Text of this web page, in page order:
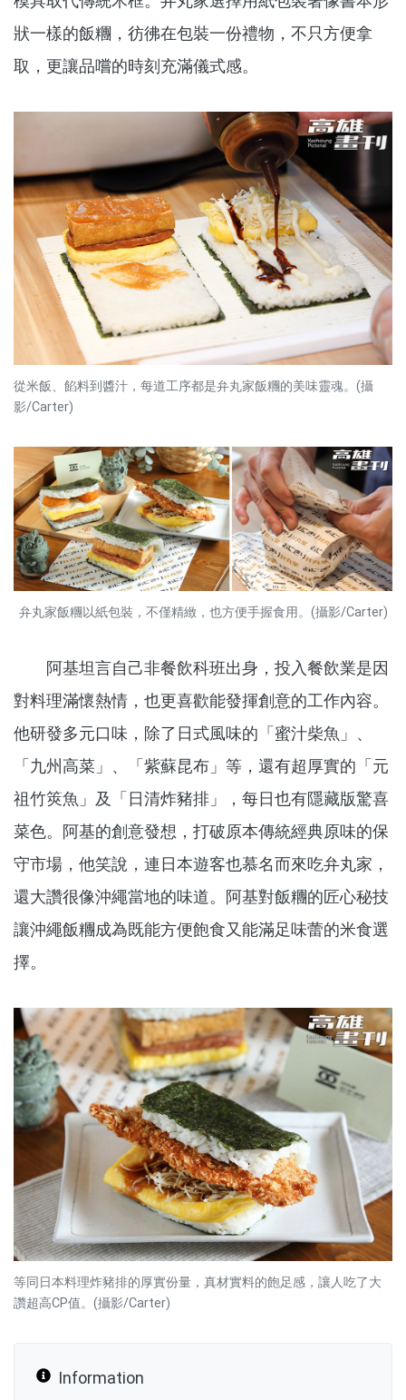
狀一樣的飯糰，彷彿在包裝一份禮物，不只方便拿
取，更讓品嚐的時刻充滿儀式感。
從米飯、餡料到醬汁，每道工序都是弁丸家飯糰的美味靈魂。(攝
影/Carter)
弁丸家飯糰以紙包裝，不僅精緻，也方便手握食用。(攝影/Carter)
阿基坦言自己非餐飲科班出身，投入餐飲業是因
對料理滿懷熱情，也更喜歡能發揮創意的工作內容。
他研發多元口味，除了日式風味的「蜜汁柴魚」、
「九州高菜」、「紫蘇昆布」等，還有超厚實的「元
祖竹筴魚」及「日清炸豬排」，每日也有隱藏版驚喜
菜色。阿基的創意發想，打破原本傳統經典原味的保
守市場，他笑說，連日本遊客也慕名而來吃弁丸家，
還大讚很像沖繩當地的味道。阿基對飯糰的匠心秘技
讓沖繩飯糰成為既能方便飽食又能滿足味蕾的米食選
擇。
等同日本料理炸豬排的厚實份量，真材實料的飽足感，讓人吃了大
讚超高CP值。(攝影/Carter)
Information